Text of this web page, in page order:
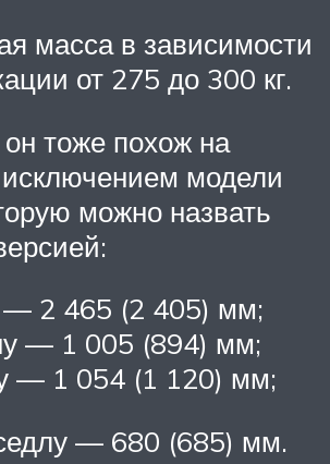
масса в зависимости
от 275 до 300 кг.
тоже похож на
исключением модели
можно назвать
— 2 465 (2 405) мм;
— 1 005 (894) мм;
— 1 054 (1 120) мм;
— 680 (685) мм.